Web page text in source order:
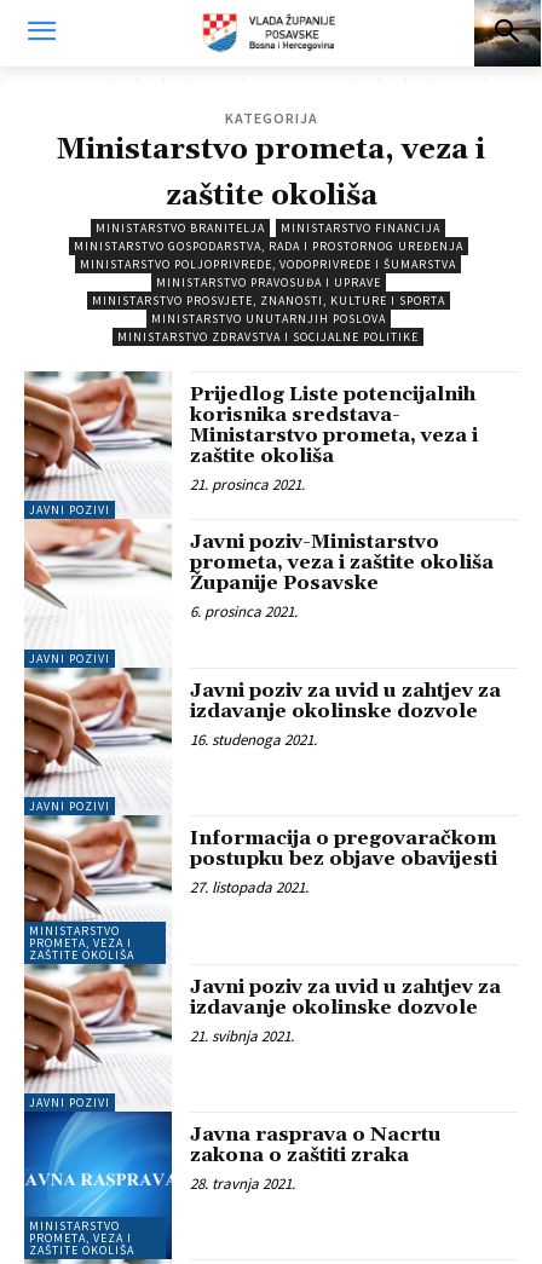
KATEGORIJA
Ministarstvo prometa, veza i
zaštite okoliša
MINISTARSTVO BRANITELJA
MINISTARSTVO FINANCIJA
MINISTARSTVO GOSPODARSTVA, RADA I PROSTORNOG UREĐENJA
MINISTARSTVO POLJOPRIVREDE, VODOPRIVREDE I ŠUMARSTVA
MINISTARSTVO PRAVOSUĐA I UPRAVE
MINISTARSTVO PROSVJETE, ZNANOSTI, KULTURE I SPORTA
MINISTARSTVO UNUTARNJIH POSLOVA
MINISTARSTVO ZDRAVSTVA I SOCIJALNE POLITIKE
JAVNI POZIVI
Prijedlog Liste potencijalnih
korisnika sredstava-
Ministarstvo prometa, veza i
zaštite okoliša
21. prosinca 2021.
JAVNI POZIVI
Javni poziv-Ministarstvo
prometa, veza i zaštite okoliša
Županije Posavske
6. prosinca 2021.
JAVNI POZIVI
Javni poziv za uvid u zahtjev za
izdavanje okolinske dozvole
16. studenoga 2021.
MINISTARSTVO
PROMETA, VEZA I
ZAŠTITE OKOLIŠA
Informacija o pregovaračkom
postupku bez objave obavijesti
27. listopada 2021.
JAVNI POZIVI
Javni poziv za uvid u zahtjev za
izdavanje okolinske dozvole
21. svibnja 2021.
MINISTARSTVO
PROMETA, VEZA I
ZAŠTITE OKOLIŠA
Javna rasprava o Nacrtu
zakona o zaštiti zraka
28. travnja 2021.